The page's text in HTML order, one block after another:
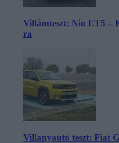
Villámteszt: Nio ET5 –
ra
Villanyautó teszt: Fiat